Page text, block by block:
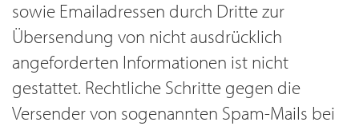
sowie Emailadressen durch Dritte zur
Übersendung von nicht ausdrücklich
angeforderten Informationen ist nicht
gestattet. Rechtliche Schritte gegen die
Versender von sogenannten Spam-Mails bei